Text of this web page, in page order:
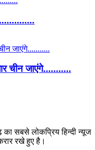
चीन जाएंगे...........
सबसे लोकप्रिय हिन्दी न्यूज
रखे हुए है।